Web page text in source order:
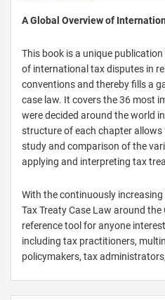
A Global Overview of
This book is a unique
of international tax disputes in
conventions and thereby fills a
case law. It covers the 36 most
were decided around the world
structure of each chapter allows
study and comparison of the
applying and interpreting tax
With the continuously
Tax Treaty Case Law around
reference tool for anyone
including tax practitioners,
policymakers, tax